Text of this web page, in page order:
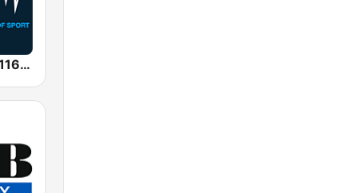
SEN Sports 1116 AM